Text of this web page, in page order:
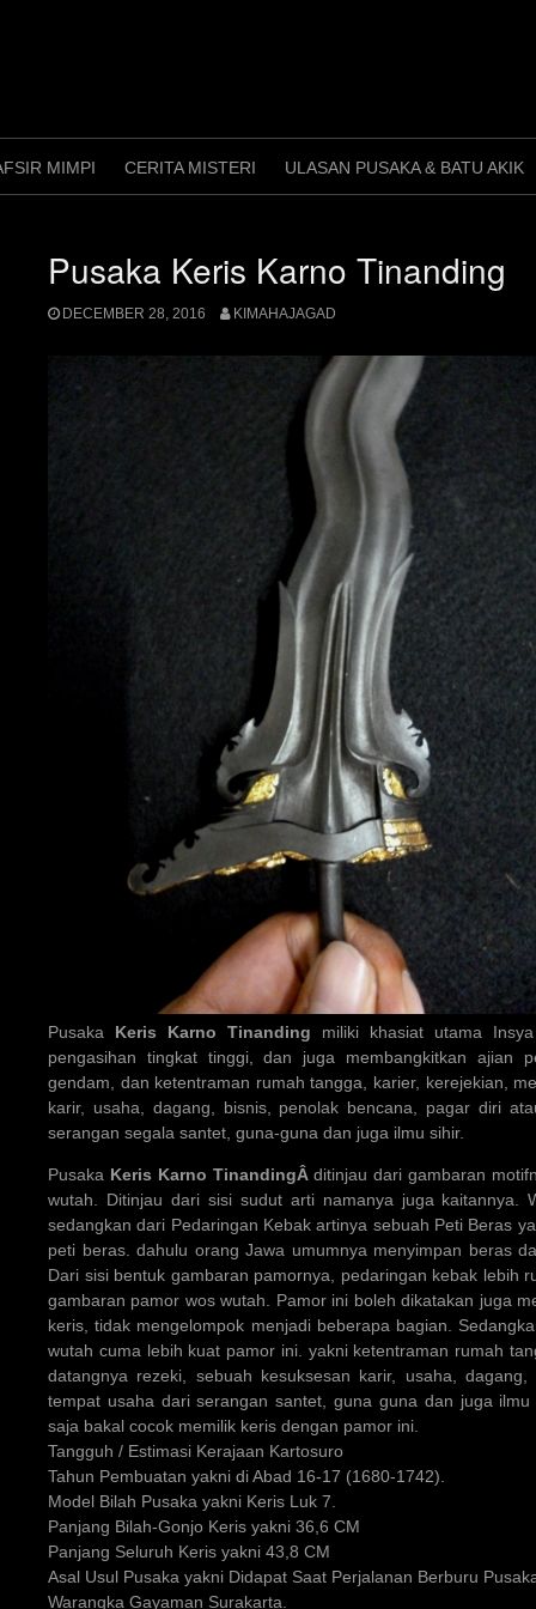
MIMPI CERITA MISTERI ULASAN PUSAKA & BATU AKIK
Pusaka Keris Karno Tinanding
DECEMBER 28, 2016 KIMAHAJAGAD
Pusaka Keris Karno Tinanding miliki khasiat utama
pengasihan tingkat tinggi, dan juga membangkitkan ajian
gendam, dan ketentraman rumah tangga, karier, kerejekian,
karir, usaha, dagang, bisnis, penolak bencana, pagar diri
serangan segala santet, guna-guna dan juga ilmu sihir.
Pusaka Keris Karno TinandingÂditinjau dari gambaran
wutah. Ditinjau dari sisi sudut arti namanya juga kaitannya.
sedangkan dari Pedaringan Kebak artinya sebuah Peti Beras
peti beras. dahulu orang Jawa umumnya menyimpan beras
Dari sisi bentuk gambaran pamornya, pedaringan kebak lebih
gambaran pamor wos wutah. Pamor ini boleh dikatakan juga
keris, tidak mengelompok menjadi beberapa bagian.
wutah cuma lebih kuat pamor ini. yakni ketentraman rumah
datangnya rezeki, sebuah kesuksesan karir, usaha,
tempat usaha dari serangan santet, guna guna dan juga
saja bakal cocok memilik keris dengan pamor ini.
Tangguh / Estimasi Kerajaan Kartosuro
Tahun Pembuatan yakni di Abad 16-17 (1680-1742).
Model Bilah Pusaka yakni Keris Luk 7.
Panjang Bilah-Gonjo Keris yakni 36,6 CM
Panjang Seluruh Keris yakni 43,8 CM
Asal Usul Pusaka yakni Didapat Saat Perjalanan Berburu
Warangka Gayaman Surakarta.